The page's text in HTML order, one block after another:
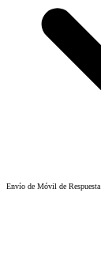
Envío de Móvil de Respuesta